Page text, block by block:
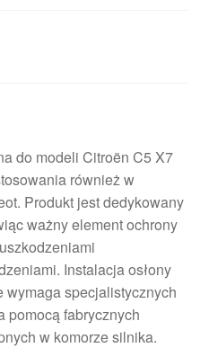
do modeli Citroën C5 X7
również w
Produkt jest dedykowany
ważny element ochrony
Instalacja osłony
wymaga specjalistycznych
pomocą fabrycznych
w komorze silnika.